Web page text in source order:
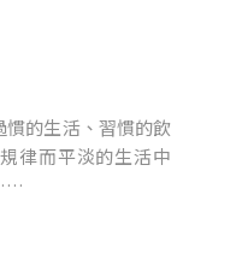
慣的生活、習慣的飲
律而平淡的生活中